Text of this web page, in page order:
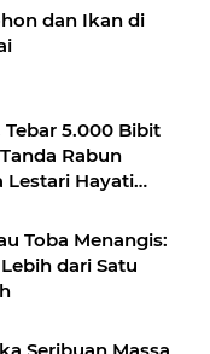
dan Ikan di
Tebar 5.000 Bibit
Rabun
Lestari Hayati
Toba Menangis:
dari Satu